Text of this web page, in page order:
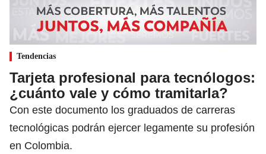
Tendencias
Tarjeta profesional para tecnólogos:
¿cuánto vale y cómo tramitarla?
Con este documento los graduados de carreras
tecnológicas podrán ejercer legamente su profesión
en Colombia.